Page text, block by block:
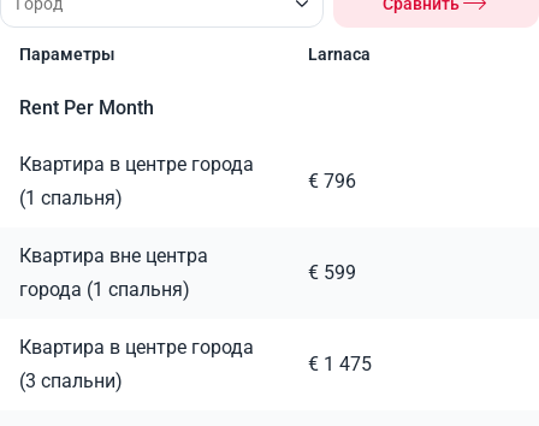
Параметры Larnaca
Rent Per Month
Квартира в центре города
(1 спальня)
€ 796
Квартира вне центра
города (1 спальня)
€ 599
Квартира в центре города
(3 спальни)
€ 1 475